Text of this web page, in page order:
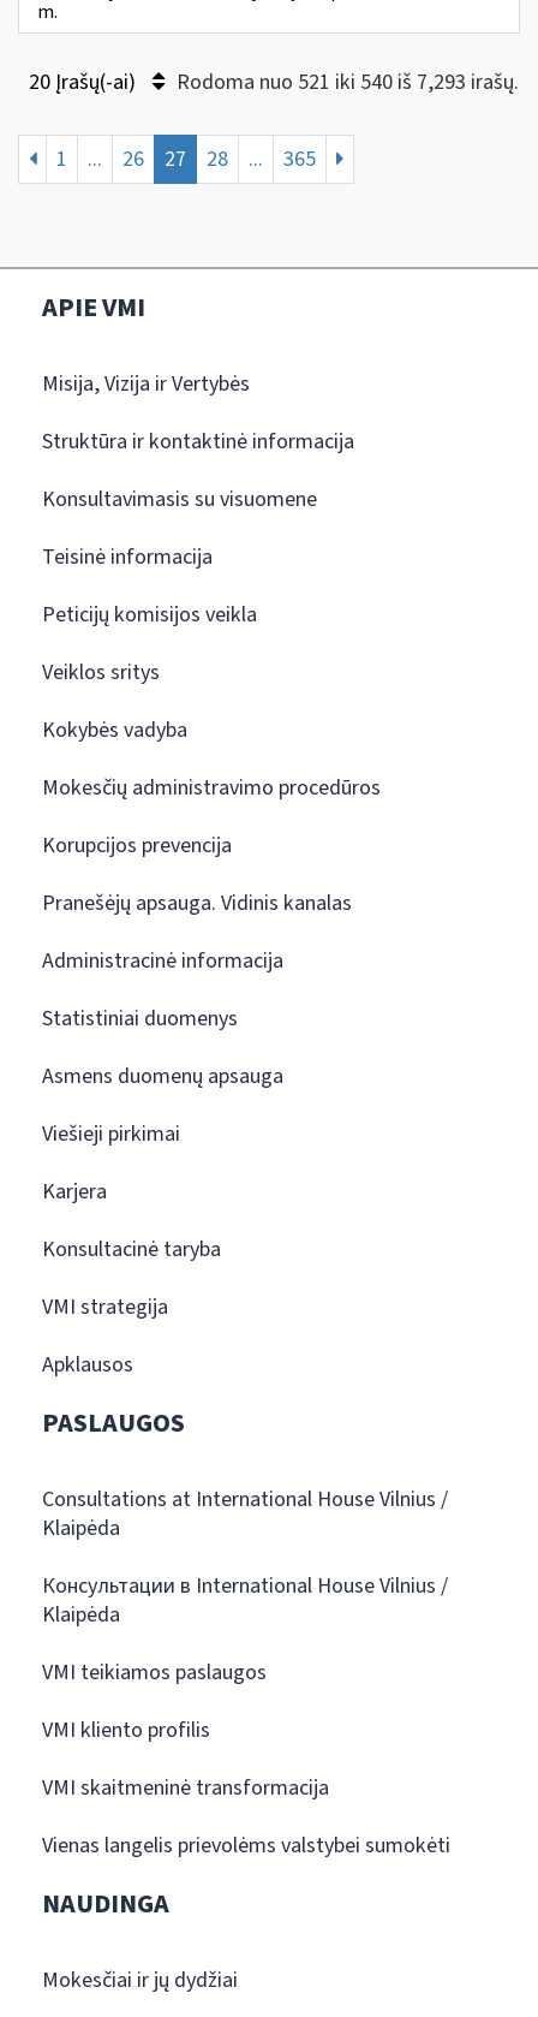
m.
20 Įrašų(-ai) Rodoma nuo 521 iki 540 iš 7,293 irašų.
1 ... 26 27 28 ... 365
APIE VMI
Misija, Vizija ir Vertybės
Struktūra ir kontaktinė informacija
Konsultavimasis su visuomene
Teisinė informacija
Peticijų komisijos veikla
Veiklos sritys
Kokybės vadyba
Mokesčių administravimo procedūros
Korupcijos prevencija
Pranešėjų apsauga. Vidinis kanalas
Administracinė informacija
Statistiniai duomenys
Asmens duomenų apsauga
Viešieji pirkimai
Karjera
Konsultacinė taryba
VMI strategija
Apklausos
PASLAUGOS
Consultations at International House Vilnius /
Klaipėda
Консультации в International House Vilnius /
Klaipėda
VMI teikiamos paslaugos
VMI kliento profilis
VMI skaitmeninė transformacija
Vienas langelis prievolėms valstybei sumokėti
NAUDINGA
Mokesčiai ir jų dydžiai